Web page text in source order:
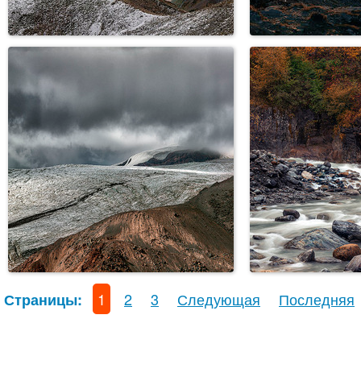
Страницы: 1 2 3 Следующая Последняя